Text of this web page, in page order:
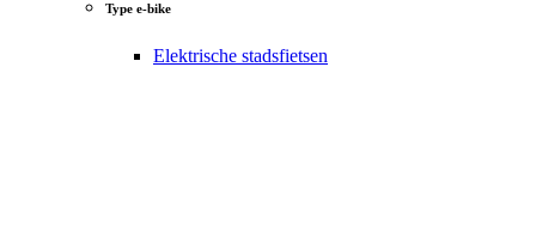
Type e-bike
Elektrische stadsfietsen